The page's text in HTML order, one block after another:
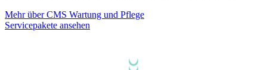
Mehr über CMS Wartung und Pflege
Servicepakete ansehen